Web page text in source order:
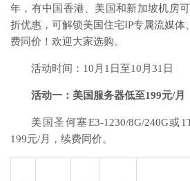
年，有中国香港、美国和新加坡机房
折优惠，可解锁美国住宅IP专属流媒体
费同价！欢迎大家选购。
活动时间：10月1日至10月31日
活动一：美国服务器低至199元/月
美国圣何塞E3-1230/8G/240G或
199元/月，续费同价。